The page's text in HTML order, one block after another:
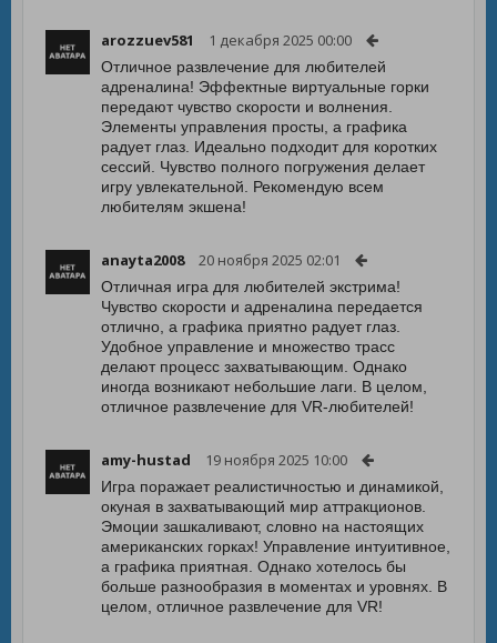
arozzuev581 1 декабря 2025 00:00
Отличное развлечение для любителей
адреналина! Эффектные виртуальные горки
передают чувство скорости и волнения.
Элементы управления просты, а графика
радует глаз. Идеально подходит для коротких
сессий. Чувство полного погружения делает
игру увлекательной. Рекомендую всем
любителям экшена!
anayta2008 20 ноября 2025 02:01
Отличная игра для любителей экстрима!
Чувство скорости и адреналина передается
отлично, а графика приятно радует глаз.
Удобное управление и множество трасс
делают процесс захватывающим. Однако
иногда возникают небольшие лаги. В целом,
отличное развлечение для VR-любителей!
amy-hustad 19 ноября 2025 10:00
Игра поражает реалистичностью и динамикой,
окуная в захватывающий мир аттракционов.
Эмоции зашкаливают, словно на настоящих
американских горках! Управление интуитивное,
а графика приятная. Однако хотелось бы
больше разнообразия в моментах и уровнях. В
целом, отличное развлечение для VR!